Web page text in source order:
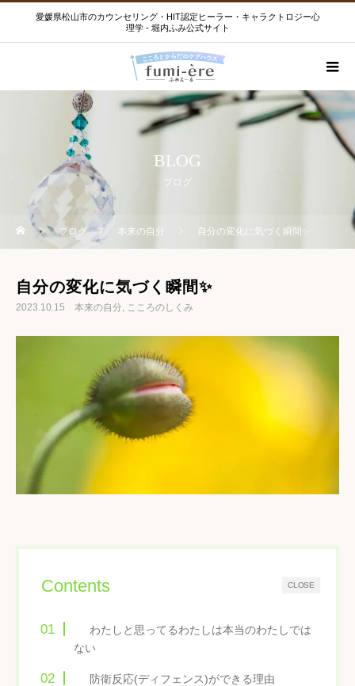
愛媛県松山市のカウンセリング・HIT認定ヒーラー・キャラクトロジー心
理学 - 堀内ふみ公式サイト
BLOG
ブログ
ブログ 本来の自分 自分の変化に気づく瞬間✨
自分の変化に気づく瞬間✨
2023.10.15 本来の自分 こころのしくみ
CLOSE
Contents
わたしと思ってるわたしは本当のわたしでは
ない
防衛反応(ディフェンス)ができる理由